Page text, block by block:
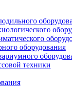
оборудования
техники